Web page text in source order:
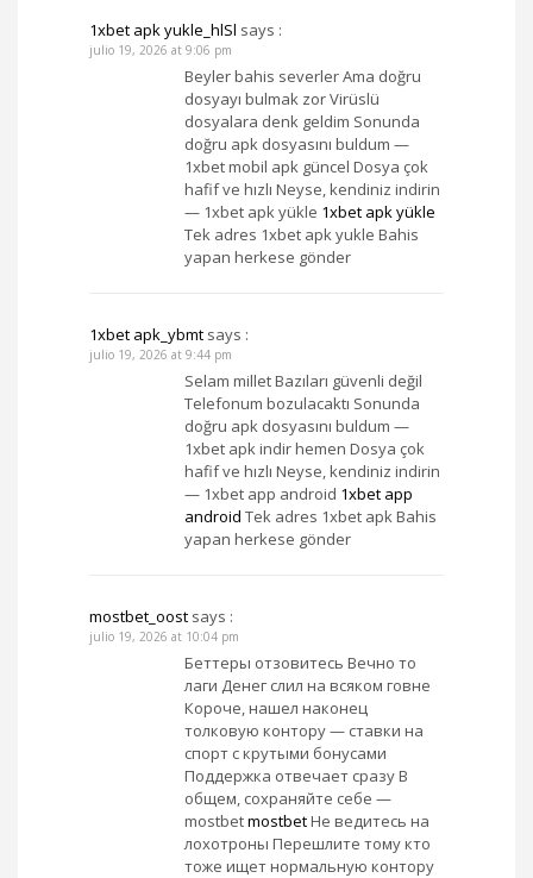
1xbet apk yukle_hlSl says :
julio 19, 2026 at 9:06 pm
Beyler bahis severler Ama doğru
dosyayı bulmak zor Virüslü
dosyalara denk geldim Sonunda
doğru apk dosyasını buldum —
1xbet mobil apk güncel Dosya çok
hafif ve hızlı Neyse, kendiniz indirin
— 1xbet apk yükle 1xbet apk yükle
Tek adres 1xbet apk yukle Bahis
yapan herkese gönder
1xbet apk_ybmt says :
julio 19, 2026 at 9:44 pm
Selam millet Bazıları güvenli değil
Telefonum bozulacaktı Sonunda
doğru apk dosyasını buldum —
1xbet apk indir hemen Dosya çok
hafif ve hızlı Neyse, kendiniz indirin
— 1xbet app android 1xbet app
android Tek adres 1xbet apk Bahis
yapan herkese gönder
mostbet_oost says :
julio 19, 2026 at 10:04 pm
Беттеры отзовитесь Вечно то
лаги Денег слил на всяком говне
Короче, нашел наконец
толковую контору — ставки на
спорт с крутыми бонусами
Поддержка отвечает сразу В
общем, сохраняйте себе —
mostbetmostbetНе ведитесь на
лохотроны Перешлите тому кто
тоже ищет нормальную контору